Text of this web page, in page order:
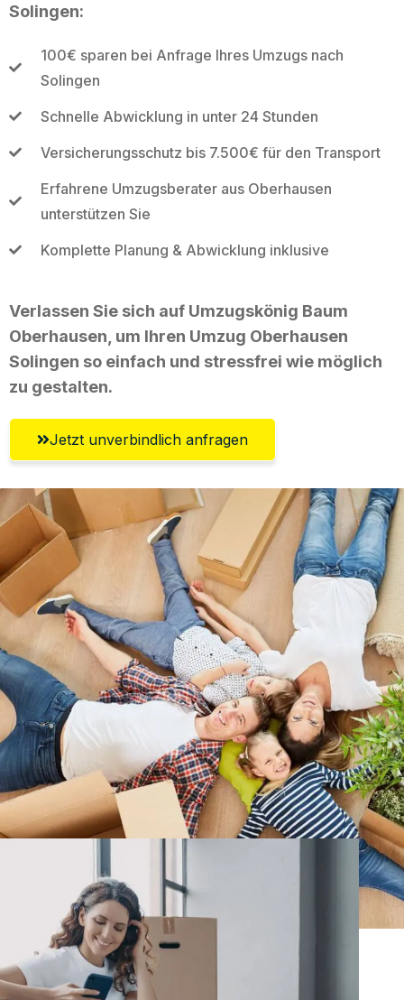
Solingen:
100€ sparen bei Anfrage Ihres Umzugs nach
Solingen
Schnelle Abwicklung in unter 24 Stunden
Versicherungsschutz bis 7.500€ für den Transport
Erfahrene Umzugsberater aus Oberhausen
unterstützen Sie
Komplette Planung & Abwicklung inklusive
Verlassen Sie sich auf Umzugskönig Baum
Oberhausen, um Ihren Umzug Oberhausen
Solingen so einfach und stressfrei wie möglich
zu gestalten.
Jetzt unverbindlich anfragen